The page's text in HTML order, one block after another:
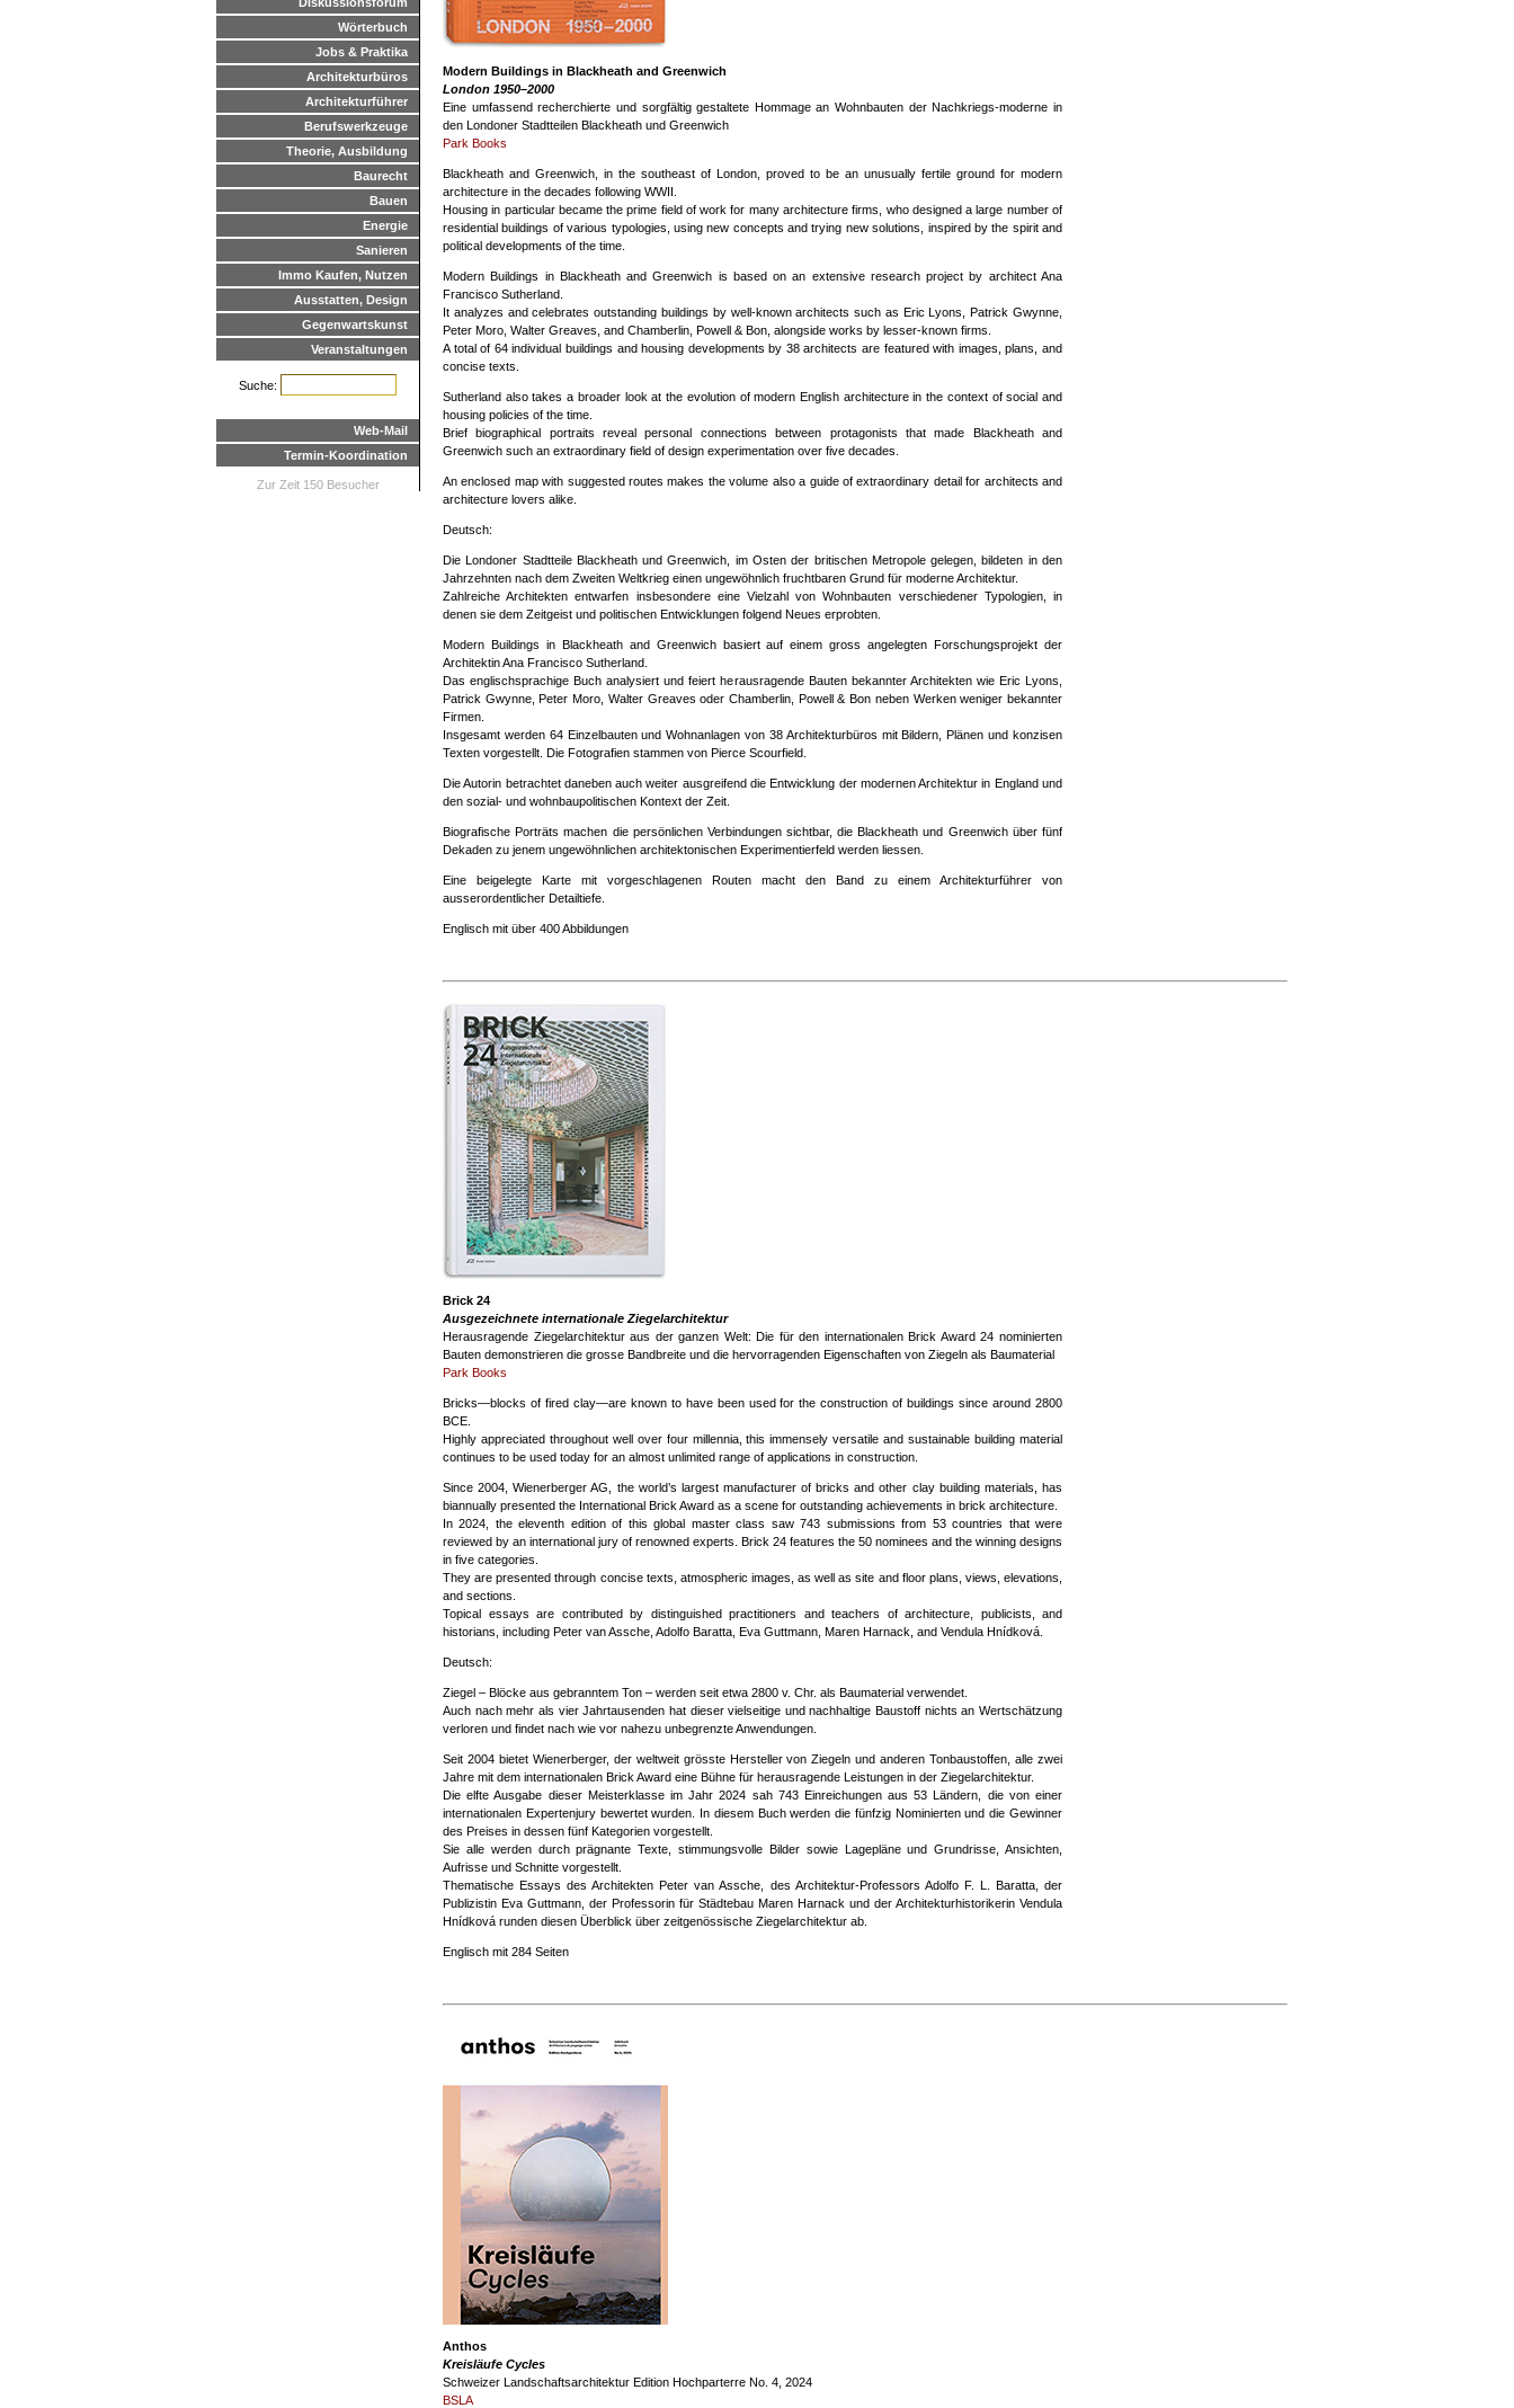
Wörterbuch
Jobs & Praktika
Architekturbüros
Architekturführer
Berufswerkzeuge
Theorie, Ausbildung
Baurecht
Bauen
Energie
Sanieren
Immo Kaufen, Nutzen
Ausstatten, Design
Gegenwartskunst
Veranstaltungen
Suche:
Web-Mail
Termin-Koordination
Zur Zeit 150 Besucher
Modern Buildings in Blackheath and Greenwich
London 1950–2000
Eine umfassend recherchierte und sorgfältig gestaltete Hommage an Wohnbauten der Nachkriegs-moderne in
den Londoner Stadtteilen Blackheath und Greenwich
Park Books
Blackheath and Greenwich, in the southeast of London, proved to be an unusually fertile ground for modern
architecture in the decades following WWII.
Housing in particular became the prime field of work for many architecture firms, who designed a large number of
residential buildings of various typologies, using new concepts and trying new solutions, inspired by the spirit and
political developments of the time.
Modern Buildings in Blackheath and Greenwich is based on an extensive research project by architect Ana
Francisco Sutherland.
It analyzes and celebrates outstanding buildings by well-known architects such as Eric Lyons, Patrick Gwynne,
Peter Moro, Walter Greaves, and Chamberlin, Powell & Bon, alongside works by lesser-known firms.
A total of 64 individual buildings and housing developments by 38 architects are featured with images, plans, and
concise texts.
Sutherland also takes a broader look at the evolution of modern English architecture in the context of social and
housing policies of the time.
Brief biographical portraits reveal personal connections between protagonists that made Blackheath and
Greenwich such an extraordinary field of design experimentation over five decades.
An enclosed map with suggested routes makes the volume also a guide of extraordinary detail for architects and
architecture lovers alike.
Deutsch:
Die Londoner Stadtteile Blackheath und Greenwich, im Osten der britischen Metropole gelegen, bildeten in den
Jahrzehnten nach dem Zweiten Weltkrieg einen ungewöhnlich fruchtbaren Grund für moderne Architektur.
Zahlreiche Architekten entwarfen insbesondere eine Vielzahl von Wohnbauten verschiedener Typologien, in
denen sie dem Zeitgeist und politischen Entwicklungen folgend Neues erprobten.
Modern Buildings in Blackheath and Greenwich basiert auf einem gross angelegten Forschungsprojekt der
Architektin Ana Francisco Sutherland.
Das englischsprachige Buch analysiert und feiert herausragende Bauten bekannter Architekten wie Eric Lyons,
Patrick Gwynne, Peter Moro, Walter Greaves oder Chamberlin, Powell & Bon neben Werken weniger bekannter
Firmen.
Insgesamt werden 64 Einzelbauten und Wohnanlagen von 38 Architekturbüros mit Bildern, Plänen und konzisen
Texten vorgestellt. Die Fotografien stammen von Pierce Scourfield.
Die Autorin betrachtet daneben auch weiter ausgreifend die Entwicklung der modernen Architektur in England und
den sozial- und wohnbaupolitischen Kontext der Zeit.
Biografische Porträts machen die persönlichen Verbindungen sichtbar, die Blackheath und Greenwich über fünf
Dekaden zu jenem ungewöhnlichen architektonischen Experimentierfeld werden liessen.
Eine beigelegte Karte mit vorgeschlagenen Routen macht den Band zu einem Architekturführer von
ausserordentlicher Detailtiefe.
Englisch mit über 400 Abbildungen
Brick 24
Ausgezeichnete internationale Ziegelarchitektur
Herausragende Ziegelarchitektur aus der ganzen Welt: Die für den internationalen Brick Award 24 nominierten
Bauten demonstrieren die grosse Bandbreite und die hervorragenden Eigenschaften von Ziegeln als Baumaterial
Park Books
Bricks—blocks of fired clay—are known to have been used for the construction of buildings since around 2800
BCE.
Highly appreciated throughout well over four millennia, this immensely versatile and sustainable building material
continues to be used today for an almost unlimited range of applications in construction.
Since 2004, Wienerberger AG, the world’s largest manufacturer of bricks and other clay building materials, has
biannually presented the International Brick Award as a scene for outstanding achievements in brick architecture.
In 2024, the eleventh edition of this global master class saw 743 submissions from 53 countries that were
reviewed by an international jury of renowned experts. Brick 24 features the 50 nominees and the winning designs
in five categories.
They are presented through concise texts, atmospheric images, as well as site and floor plans, views, elevations,
and sections.
Topical essays are contributed by distinguished practitioners and teachers of architecture, publicists, and
historians, including Peter van Assche, Adolfo Baratta, Eva Guttmann, Maren Harnack, and Vendula Hnídková.
Deutsch:
Ziegel – Blöcke aus gebranntem Ton – werden seit etwa 2800 v. Chr. als Baumaterial verwendet.
Auch nach mehr als vier Jahrtausenden hat dieser vielseitige und nachhaltige Baustoff nichts an Wertschätzung
verloren und findet nach wie vor nahezu unbegrenzte Anwendungen.
Seit 2004 bietet Wienerberger, der weltweit grösste Hersteller von Ziegeln und anderen Tonbaustoffen, alle zwei
Jahre mit dem internationalen Brick Award eine Bühne für herausragende Leistungen in der Ziegelarchitektur.
Die elfte Ausgabe dieser Meisterklasse im Jahr 2024 sah 743 Einreichungen aus 53 Ländern, die von einer
internationalen Expertenjury bewertet wurden. In diesem Buch werden die fünfzig Nominierten und die Gewinner
des Preises in dessen fünf Kategorien vorgestellt.
Sie alle werden durch prägnante Texte, stimmungsvolle Bilder sowie Lagepläne und Grundrisse, Ansichten,
Aufrisse und Schnitte vorgestellt.
Thematische Essays des Architekten Peter van Assche, des Architektur-Professors Adolfo F. L. Baratta, der
Publizistin Eva Guttmann, der Professorin für Städtebau Maren Harnack und der Architekturhistorikerin Vendula
Hnídková runden diesen Überblick über zeitgenössische Ziegelarchitektur ab.
Englisch mit 284 Seiten
Anthos
Kreisläufe Cycles
Schweizer Landschaftsarchitektur Edition Hochparterre No. 4, 2024
BSLA